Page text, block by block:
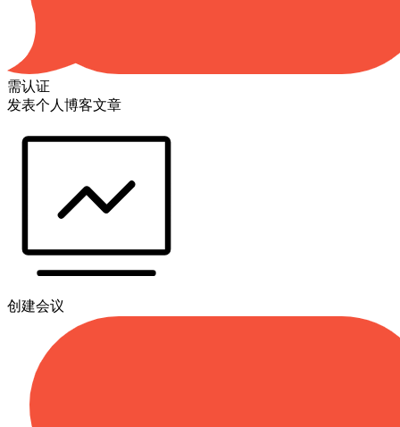
需认证
发表个人博客文章
创建会议